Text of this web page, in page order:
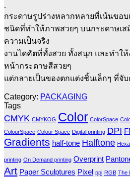
.
กระดาษรูปร่างหลากหลายที่เน้นขอ
ชนิดที่ทำให้ภาพสวยๆ บนกระดาษเ
ความเป็นจริง
งานไดคัตที่ทั้งสวย ทั้งสนุก และทำใ
หน้ากระดาษสีสวยๆ
แต่กลายเป็นของตกแต่งชิ้นเล็กๆ ที่จั
Category: PACKAGING
Tags
CMYK CMYKOG Color ColorSpace
ColourSpace Colour Space Digital printing DPI
Gradients half-tone Halftone
printing On Demand printing Overprint
Art Paper Sculptures Pixel ppi RGB The